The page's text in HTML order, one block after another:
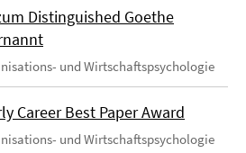
Distinguished Goethe
und Wirtschaftspsychologie
Career Best Paper Award
und Wirtschaftspsychologie